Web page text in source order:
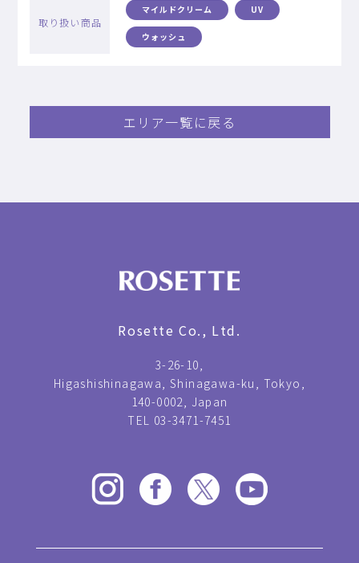
取り扱い商品
マイルドクリーム UV
ウォッシュ
エリア一覧に戻る
Rosette Co., Ltd.
3-26-10,
Higashishinagawa, Shinagawa-ku, Tokyo,
140-0002, Japan
TEL 03-3471-7451